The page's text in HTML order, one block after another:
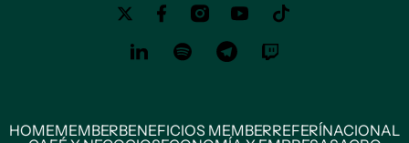
HOMEMEMBERBENEFICIOS MEMBERREFERÍNACIONAL